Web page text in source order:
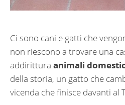
Ci sono cani e gatti che
non riescono a trovare una
addirittura animali
della storia, un gatto che
vicenda che finisce davanti al